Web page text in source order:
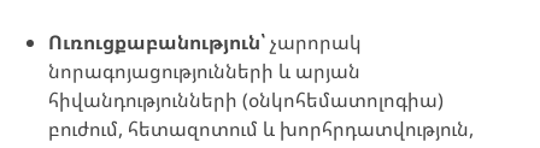
Ուռուցքաբանություն՝ չարորակ
նորագոյացությունների և արյան
հիվանդությունների (օնկոհեմատոլոգիա)
բուժում, հետազոտում և խորհրդատվություն,